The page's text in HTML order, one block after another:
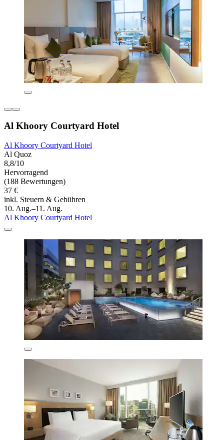
Al Khoory Courtyard Hotel
Al Khoory Courtyard Hotel
Al Quoz
8,8/10
Hervorragend
(188 Bewertungen)
37 €
inkl. Steuern & Gebühren
10. Aug.–11. Aug.
Al Khoory Courtyard Hotel